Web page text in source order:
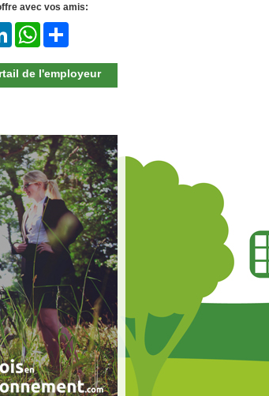
avec vos amis:
LinkedIn WhatsApp
de l'employeur